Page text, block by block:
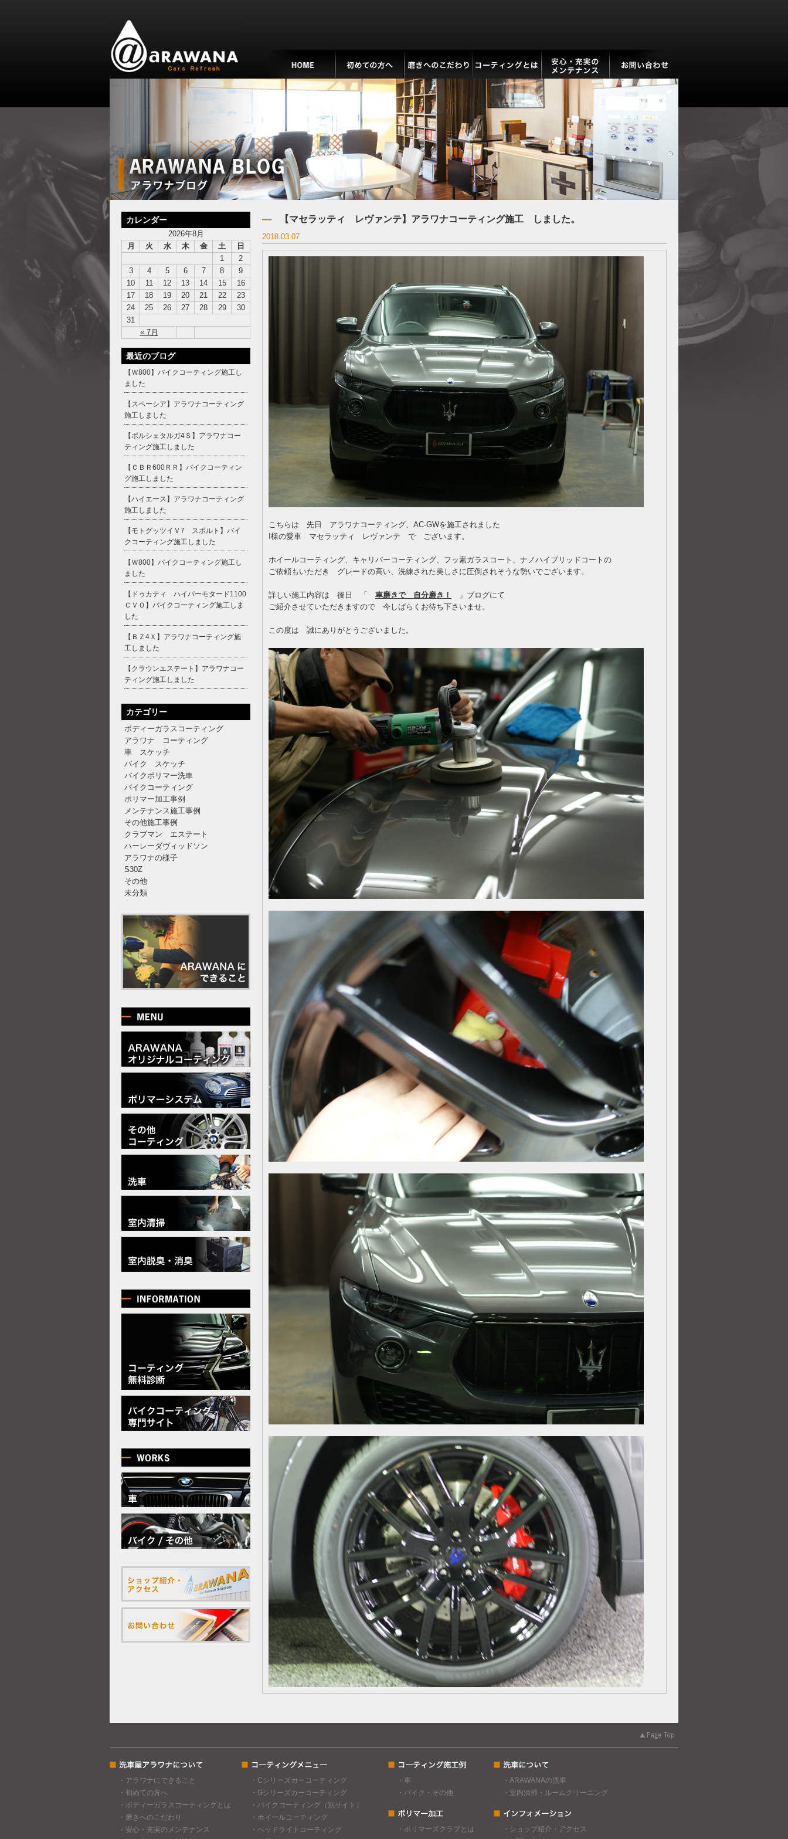
【マセラッティ レヴァンテ】アラワナコーティング施工 しました。
2018.03.07
こちらは 先日 アラワナコーティング、AC-GWを施工されました
I様の愛車 マセラッティ レヴァンテ で ございます。
ホイールコーティング、キャリパーコーティング、フッ素ガラスコート、ナノハイブリッドコートの
ご依頼もいただき グレードの高い、洗練された美しさに圧倒されそうな勢いでございます。
詳しい施工内容は 後日 「 車磨きで 自分磨き！
」ブログにて
ご紹介させていただきますので 今しばらくお待ち下さいませ。
この度は 誠にありがとうございました。
カレンダー
2026年8月
月
火 水 木 金 土 日
« 7月
1
2
3
4 5 6 7 8
9
10
11 12 13 14 15
16
17
18 19 20 21 22
23
24
25 26 27 28 29
30
31
最近のブログ
【Ｗ800】バイクコーティング施工し
ました
【スペーシア】アラワナコーティング
施工しました
【ポルシェタルガ4Ｓ】アラワナコー
ティング施工しました
【ＣＢＲ600ＲＲ】バイクコーティン
グ施工しました
【ハイエース】アラワナコーティング
施工しました
【モトグッツイＶ7 スポルト】バイ
クコーティング施工しました
【Ｗ800】バイクコーティング施工し
ました
【ドゥカティ ハイパーモタード1100
ＣＶＯ】バイクコーティング施工しま
した
【ＢＺ4Ｘ】アラワナコーティング施
工しました
【クラウンエステート】アラワナコー
ティング施工しました
カテゴリー
ボディーガラスコーティング
アラワナ コーティング
車 スケッチ
バイク スケッチ
バイクポリマー洗車
バイクコーティング
ポリマー加工事例
メンテナンス施工事例
その他施工事例
クラブマン エステート
ハーレーダヴィッドソン
アラワナの様子
S30Z
その他
未分類
・アラワナにできること
・初めての方へ
・ボディーガラスコーティングとは
・磨きへのこだわり
・安心・充実のメンテナンス
・Cシリーズカーコーティング
・Gシリーズカーコーティング
・バイクコーティング（別サイト）
・ホイールコーティング
・ヘッドライトコーティング
・車
・バイク・その他
・ポリマーズクラブとは
・ARAWANAの洗車
・室内清掃・ルームクリーニング
・ショップ紹介・アクセス